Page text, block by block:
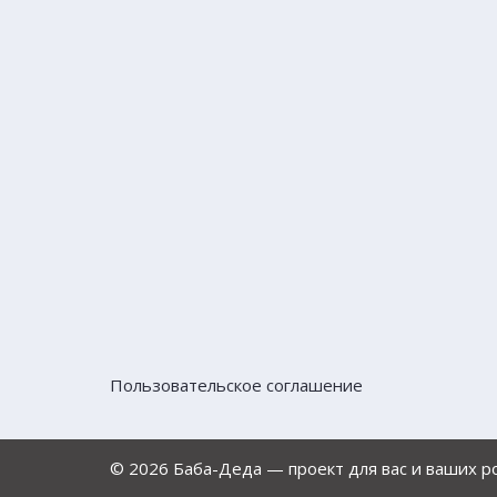
Пользовательское соглашение
© 2026 Баба-Деда — проект для вас и ваших